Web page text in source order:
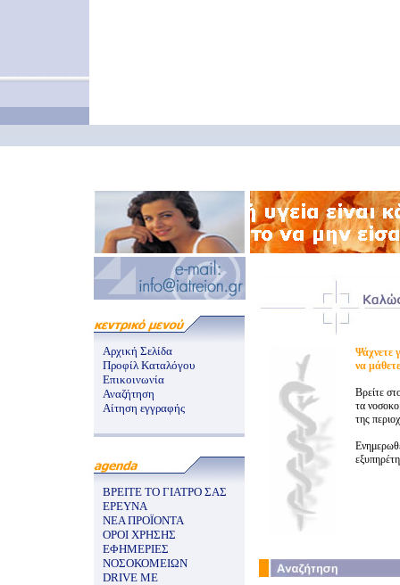
Αρχική Σελίδα
Προφίλ Καταλόγου
Επικοινωνία
Αναζήτηση
Αίτηση εγγραφής
ΒΡΕΙΤΕ ΤΟ ΓΙΑΤΡΟ ΣΑΣ
ΕΡΕΥΝΑ
ΝΕΑ ΠΡΟΪΟΝΤΑ
ΟΡΟΙ ΧΡΗΣΗΣ
ΕΦΗΜΕΡΙΕΣ
ΝΟΣΟΚΟΜΕΙΩΝ
DRIVE ME
Ψάχνετε
να
Βρείτε
τα
της